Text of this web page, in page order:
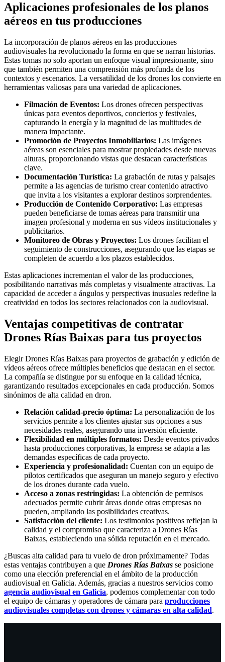
Aplicaciones profesionales de los planos
aéreos en tus producciones
La incorporación de planos aéreos en las producciones
audiovisuales ha revolucionado la forma en que se narran historias.
Estas tomas no solo aportan un enfoque visual impresionante, sino
que también permiten una comprensión más profunda de los
contextos y escenarios. La versatilidad de los drones los convierte en
herramientas valiosas para una variedad de aplicaciones.
Filmación de Eventos: Los drones ofrecen perspectivas
únicas para eventos deportivos, conciertos y festivales,
capturando la energía y la magnitud de las multitudes de
manera impactante.
Promoción de Proyectos Inmobiliarios: Las imágenes
aéreas son esenciales para mostrar propiedades desde nuevas
alturas, proporcionando vistas que destacan características
clave.
Documentación Turística: La grabación de rutas y paisajes
permite a las agencias de turismo crear contenido atractivo
que invita a los visitantes a explorar destinos sorprendentes.
Producción de Contenido Corporativo: Las empresas
pueden beneficiarse de tomas aéreas para transmitir una
imagen profesional y moderna en sus vídeos institucionales y
publicitarios.
Monitoreo de Obras y Proyectos: Los drones facilitan el
seguimiento de construcciones, asegurando que las etapas se
completen de acuerdo a los plazos establecidos.
Estas aplicaciones incrementan el valor de las producciones,
posibilitando narrativas más completas y visualmente atractivas. La
capacidad de acceder a ángulos y perspectivas inusuales redefine la
creatividad en todos los sectores relacionados con la audiovisual.
Ventajas competitivas de contratar
Drones Rías Baixas para tus proyectos
Elegir Drones Rías Baixas para proyectos de grabación y edición de
vídeos aéreos ofrece múltiples beneficios que destacan en el sector.
La compañía se distingue por su enfoque en la calidad técnica,
garantizando resultados excepcionales en cada producción. Somos
sinónimos de alta calidad en dron.
Relación calidad-precio óptima: La personalización de los
servicios permite a los clientes ajustar sus opciones a sus
necesidades reales, asegurando una inversión eficiente.
Flexibilidad en múltiples formatos: Desde eventos privados
hasta producciones corporativas, la empresa se adapta a las
demandas específicas de cada proyecto.
Experiencia y profesionalidad: Cuentan con un equipo de
pilotos certificados que aseguran un manejo seguro y efectivo
de los drones durante cada vuelo.
Acceso a zonas restringidas: La obtención de permisos
adecuados permite cubrir áreas donde otras empresas no
pueden, ampliando las posibilidades creativas.
Satisfacción del cliente: Los testimonios positivos reflejan la
calidad y el compromiso que caracteriza a Drones Rías
Baixas, estableciendo una sólida reputación en el mercado.
¿Buscas alta calidad para tu vuelo de dron próximamente? Todas
estas ventajas contribuyen a que Drones Rías Baixas se posicione
como una elección preferencial en el ámbito de la producción
audiovisual en Galicia. Además, gracias a nuestros servicios como
agencia audiovisual en Galicia, podemos complementar con todo
el equipo de cámaras y operadores de cámara para producciones
audiovisuales completas con drones y cámaras en alta calidad.